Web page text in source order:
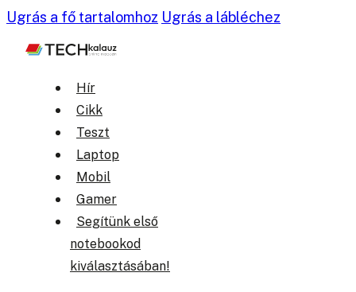
Ugrás a fő tartalomhoz Ugrás a lábléchez
Hír
Cikk
Teszt
Laptop
Mobil
Gamer
Segítünk első
notebookod
kiválasztásában!